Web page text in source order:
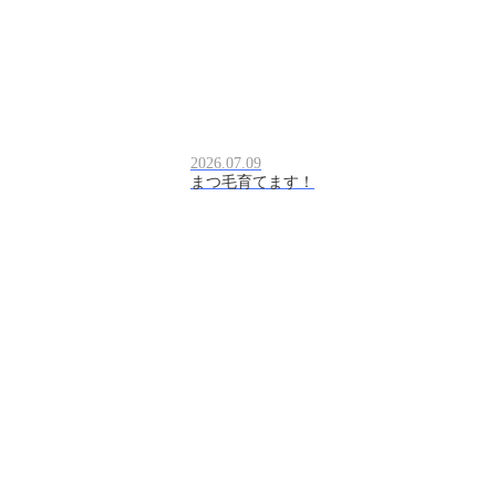
2026.07.09
まつ毛育てます！